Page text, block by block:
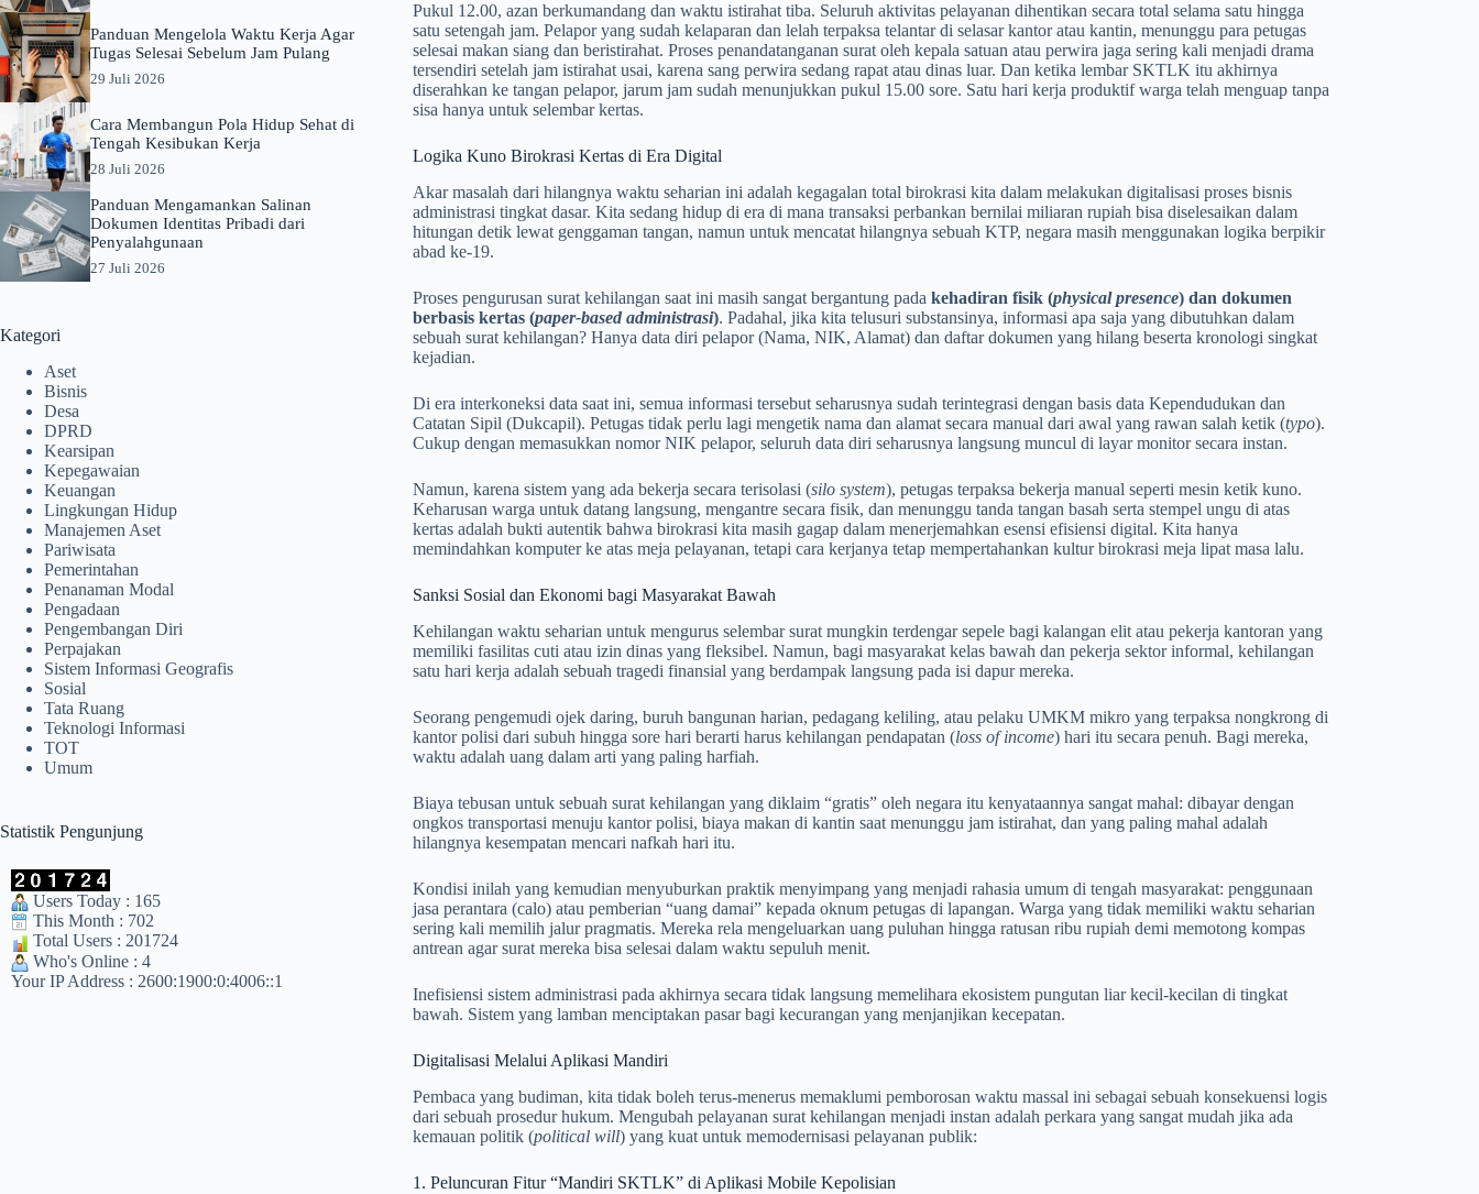
Pukul 12.00, azan berkumandang dan waktu istirahat tiba. Seluruh aktivitas pelayanan dihentikan secara total selama satu hingga
satu setengah jam. Pelapor yang sudah kelaparan dan lelah terpaksa telantar di selasar kantor atau kantin, menunggu para petugas
selesai makan siang dan beristirahat. Proses penandatanganan surat oleh kepala satuan atau perwira jaga sering kali menjadi drama
tersendiri setelah jam istirahat usai, karena sang perwira sedang rapat atau dinas luar. Dan ketika lembar SKTLK itu akhirnya
diserahkan ke tangan pelapor, jarum jam sudah menunjukkan pukul 15.00 sore. Satu hari kerja produktif warga telah menguap tanpa
sisa hanya untuk selembar kertas.
Logika Kuno Birokrasi Kertas di Era Digital
Akar masalah dari hilangnya waktu seharian ini adalah kegagalan total birokrasi kita dalam melakukan digitalisasi proses bisnis
administrasi tingkat dasar. Kita sedang hidup di era di mana transaksi perbankan bernilai miliaran rupiah bisa diselesaikan dalam
hitungan detik lewat genggaman tangan, namun untuk mencatat hilangnya sebuah KTP, negara masih menggunakan logika berpikir
abad ke-19.
Proses pengurusan surat kehilangan saat ini masih sangat bergantung pada kehadiran fisik (physical presence) dan dokumen
berbasis kertas (paper-based administrasi). Padahal, jika kita telusuri substansinya, informasi apa saja yang dibutuhkan dalam
sebuah surat kehilangan? Hanya data diri pelapor (Nama, NIK, Alamat) dan daftar dokumen yang hilang beserta kronologi singkat
kejadian.
Di era interkoneksi data saat ini, semua informasi tersebut seharusnya sudah terintegrasi dengan basis data Kependudukan dan
Catatan Sipil (Dukcapil). Petugas tidak perlu lagi mengetik nama dan alamat secara manual dari awal yang rawan salah ketik (typo).
Cukup dengan memasukkan nomor NIK pelapor, seluruh data diri seharusnya langsung muncul di layar monitor secara instan.
Namun, karena sistem yang ada bekerja secara terisolasi (silo system), petugas terpaksa bekerja manual seperti mesin ketik kuno.
Keharusan warga untuk datang langsung, mengantre secara fisik, dan menunggu tanda tangan basah serta stempel ungu di atas
kertas adalah bukti autentik bahwa birokrasi kita masih gagap dalam menerjemahkan esensi efisiensi digital. Kita hanya
memindahkan komputer ke atas meja pelayanan, tetapi cara kerjanya tetap mempertahankan kultur birokrasi meja lipat masa lalu.
Sanksi Sosial dan Ekonomi bagi Masyarakat Bawah
Kehilangan waktu seharian untuk mengurus selembar surat mungkin terdengar sepele bagi kalangan elit atau pekerja kantoran yang
memiliki fasilitas cuti atau izin dinas yang fleksibel. Namun, bagi masyarakat kelas bawah dan pekerja sektor informal, kehilangan
satu hari kerja adalah sebuah tragedi finansial yang berdampak langsung pada isi dapur mereka.
Seorang pengemudi ojek daring, buruh bangunan harian, pedagang keliling, atau pelaku UMKM mikro yang terpaksa nongkrong di
kantor polisi dari subuh hingga sore hari berarti harus kehilangan pendapatan (loss of income) hari itu secara penuh. Bagi mereka,
waktu adalah uang dalam arti yang paling harfiah.
Biaya tebusan untuk sebuah surat kehilangan yang diklaim “gratis” oleh negara itu kenyataannya sangat mahal: dibayar dengan
ongkos transportasi menuju kantor polisi, biaya makan di kantin saat menunggu jam istirahat, dan yang paling mahal adalah
hilangnya kesempatan mencari nafkah hari itu.
Kondisi inilah yang kemudian menyuburkan praktik menyimpang yang menjadi rahasia umum di tengah masyarakat: penggunaan
jasa perantara (calo) atau pemberian “uang damai” kepada oknum petugas di lapangan. Warga yang tidak memiliki waktu seharian
sering kali memilih jalur pragmatis. Mereka rela mengeluarkan uang puluhan hingga ratusan ribu rupiah demi memotong kompas
antrean agar surat mereka bisa selesai dalam waktu sepuluh menit.
Inefisiensi sistem administrasi pada akhirnya secara tidak langsung memelihara ekosistem pungutan liar kecil-kecilan di tingkat
bawah. Sistem yang lamban menciptakan pasar bagi kecurangan yang menjanjikan kecepatan.
Digitalisasi Melalui Aplikasi Mandiri
Pembaca yang budiman, kita tidak boleh terus-menerus memaklumi pemborosan waktu massal ini sebagai sebuah konsekuensi logis
dari sebuah prosedur hukum. Mengubah pelayanan surat kehilangan menjadi instan adalah perkara yang sangat mudah jika ada
kemauan politik (political will) yang kuat untuk memodernisasi pelayanan publik:
1. Peluncuran Fitur “Mandiri SKTLK” di Aplikasi Mobile Kepolisian
Panduan Mengelola Waktu Kerja Agar
Tugas Selesai Sebelum Jam Pulang
29 Juli 2026
Cara Membangun Pola Hidup Sehat di
Tengah Kesibukan Kerja
28 Juli 2026
Panduan Mengamankan Salinan
Dokumen Identitas Pribadi dari
Penyalahgunaan
27 Juli 2026
Kategori
Aset
Bisnis
Desa
DPRD
Kearsipan
Kepegawaian
Keuangan
Lingkungan Hidup
Manajemen Aset
Pariwisata
Pemerintahan
Penanaman Modal
Pengadaan
Pengembangan Diri
Perpajakan
Sistem Informasi Geografis
Sosial
Tata Ruang
Teknologi Informasi
TOT
Umum
Statistik Pengunjung
Users Today : 165
This Month : 702
Total Users : 201724
Who's Online : 4
Your IP Address : 2600:1900:0:4006::1